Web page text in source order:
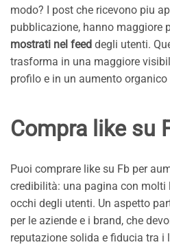
modo? I post che ricevono piu
pubblicazione, hanno maggiore
mostrati nel feed degli utenti.
trasforma in una maggiore
profilo e in un aumento organico
Compra like su
Puoi comprare like su Fb per
credibilità: una pagina con molti
occhi degli utenti. Un aspetto
per le aziende e i brand, che
reputazione solida e fiducia tra i